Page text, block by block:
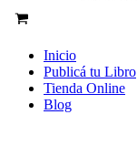
Inicio
Publicá tu Libro
Tienda Online
Blog